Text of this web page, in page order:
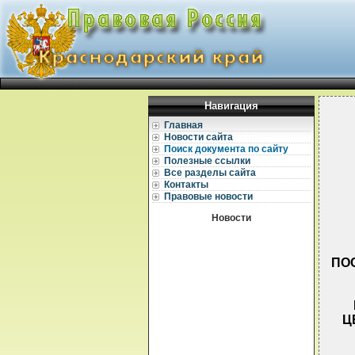
Навигация
Главная
Новости сайта
Поиск документа по сайту
Полезные ссылки
Все разделы сайта
Контакты
Правовые новости
Новости